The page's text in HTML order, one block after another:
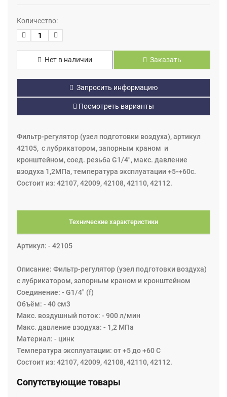
Количество:
Нет в наличии Заказать
Запросить информацию
Посмотреть варианты
Фильтр-регулятор (узел подготовки воздуха), артикул
42105, с лубрикатором, запорным краном и
кронштейном, соед. резьба G1/4", мaкс. давление
взодуха 1,2МПа, температура эксплуатации +5-+60с.
Состоит из: 42107, 42009, 42108, 42110, 42112.
Технические характеристики
Артикул: - 42105
Описание: Фильтр-регулятор (узел подготовки воздуха)
с лубрикатором, запорным краном и кронштейном
Соединение: - G1/4" (f)
Объём: - 40 см3
Maкс. воздушный поток: - 900 л/мин
Maкс. давление взодуха: - 1,2 МПа
Материал: - цинк
Температура эксплуатации: от +5 до +60 С
Состоит из: 42107, 42009, 42108, 42110, 42112.
Сопутствующие товары